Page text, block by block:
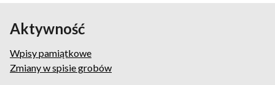
Aktywność
Wpisy pamiątkowe
Zmiany w spisie grobów